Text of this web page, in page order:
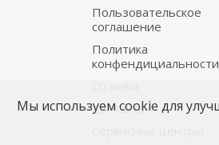
Пользовательское
соглашение
Политика
конфендициальности
Контакты
Мы используем cookie для